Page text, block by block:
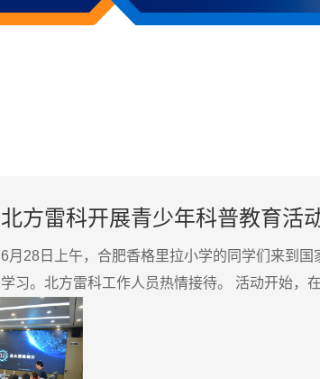
北方雷科开展青少年科普教育活
6月28日上午，合肥香格里拉小学的同学们来到
学习。北方雷科工作人员热情接待。 活动开始，